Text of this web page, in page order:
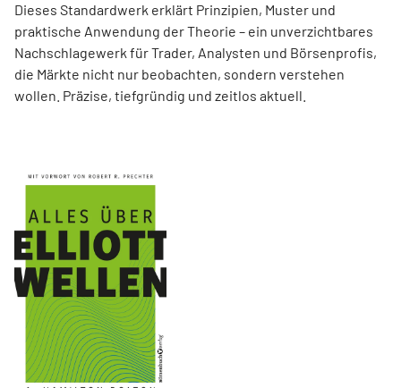
Dieses Standardwerk erklärt Prinzipien, Muster und
praktische Anwendung der Theorie – ein unverzichtbares
Nachschlagewerk für Trader, Analysten und Börsenprofis,
die Märkte nicht nur beobachten, sondern verstehen
wollen. Präzise, tiefgründig und zeitlos aktuell.